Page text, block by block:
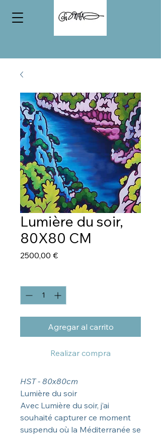
Lumière du soir,
80X80 CM
2500,00 €Precio
Agregar al carrito
Realizar compra
HST - 80x80cm
Lumière du soir
Avec Lumière du soir, j’ai
souhaité capturer ce moment
suspendu où la Méditerranée se